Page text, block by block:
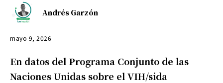
Andrés Garzón
mayo 9, 2026
En datos del Programa Conjunto de las
Naciones Unidas sobre el VIH/sida